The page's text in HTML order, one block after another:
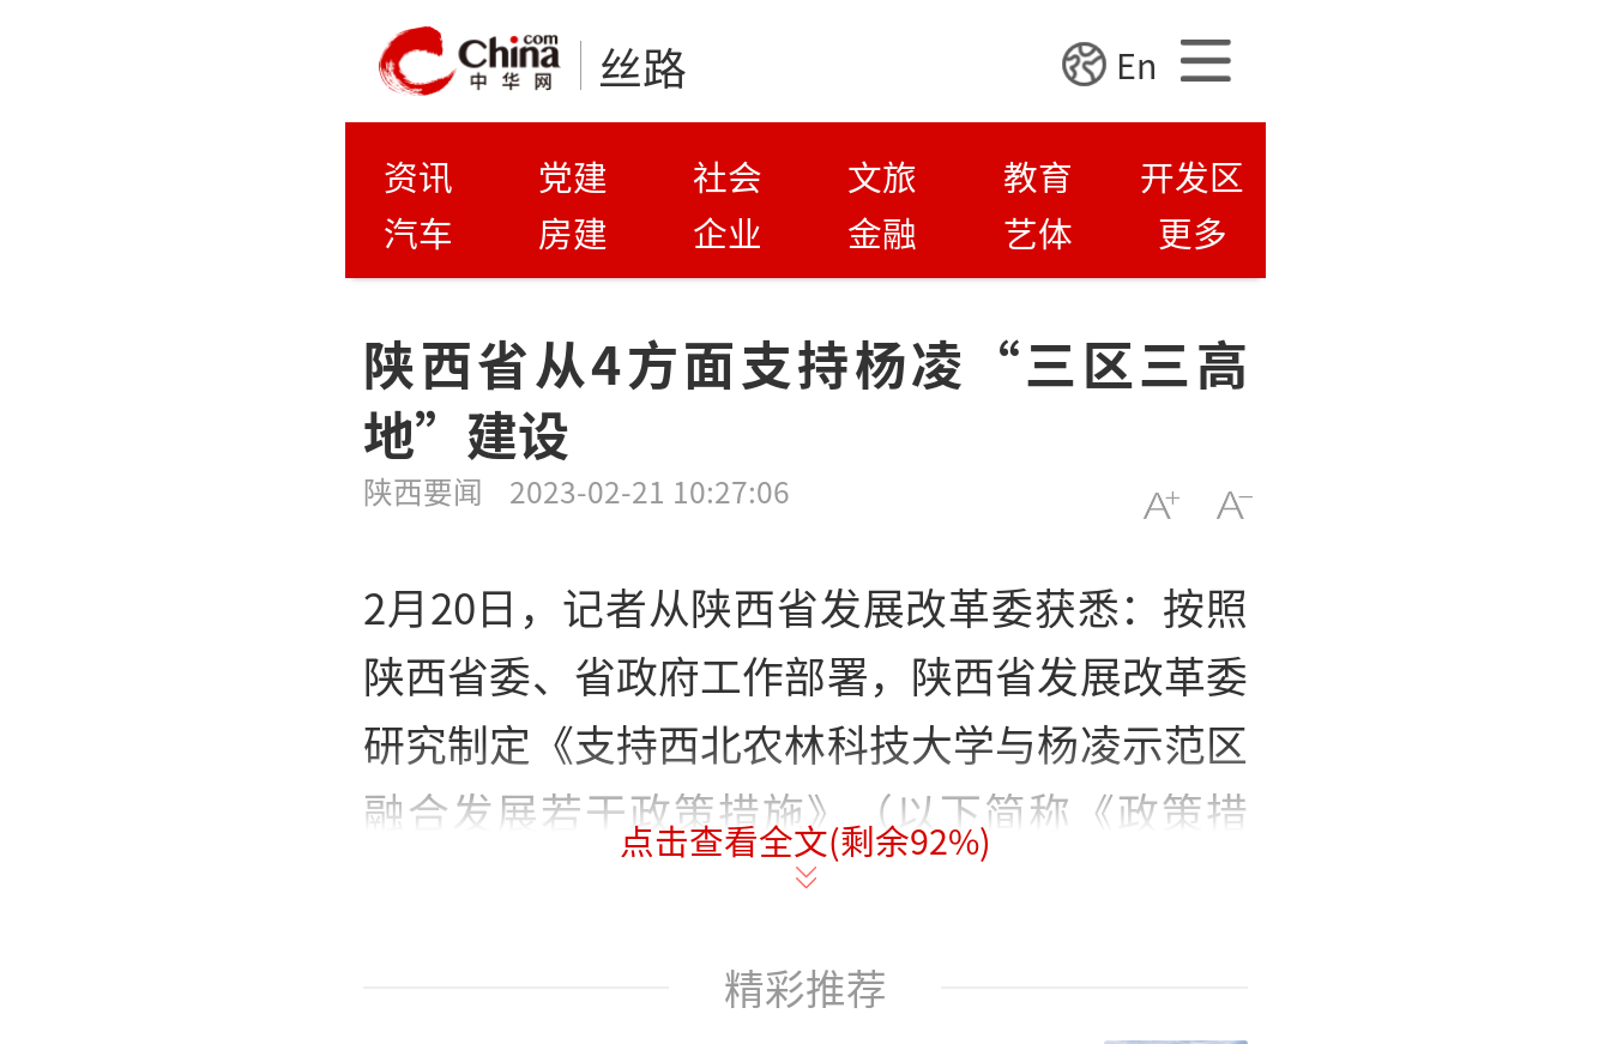
丝路 En
资讯 党建 社会 文旅 教育
开发区
汽车
房建 企业 金融 艺体 更多
陕西省从4方面支持杨凌“三区三高
地”建设
陕西要闻 2023-02-21 10:27:06
2月20日，记者从陕西省发展改革委获悉：按照
陕西省委、省政府工作部署，陕西省发展改革委
研究制定《支持西北农林科技大学与杨凌示范区
融合发展若干政策措施》（以下简称《政策措
施》），并以陕西省政府名义于近日印发实施，
点击查看全文(剩余92%)
精彩推荐